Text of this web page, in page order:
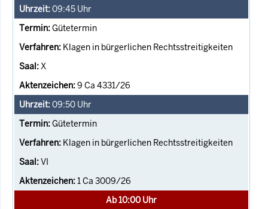
09:45 Uhr
Gütetermin
Klagen in bürgerlichen Rechtsstreitigkeiten
X
9 Ca 4331/26
09:50 Uhr
Gütetermin
Klagen in bürgerlichen Rechtsstreitigkeiten
VI
1 Ca 3009/26
Ab 10:00 Uhr